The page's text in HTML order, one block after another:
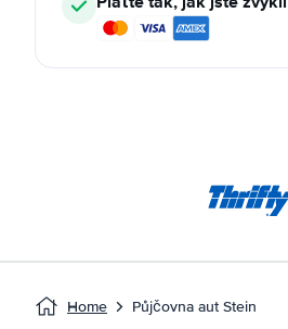
Home Půjčovna aut Stein